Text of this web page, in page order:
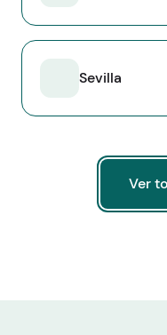
Sevilla
Ver
Ver